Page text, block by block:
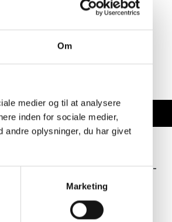
Om
medier og til at analysere
inden for sociale medier,
andre oplysninger, du har givet
Marketing
GRATIS FRAGT PÅ KØB OVER 300,-
HURTIG LEVERING 1-3 HVERDAGE
Ved bestilling inden kl. 16.00